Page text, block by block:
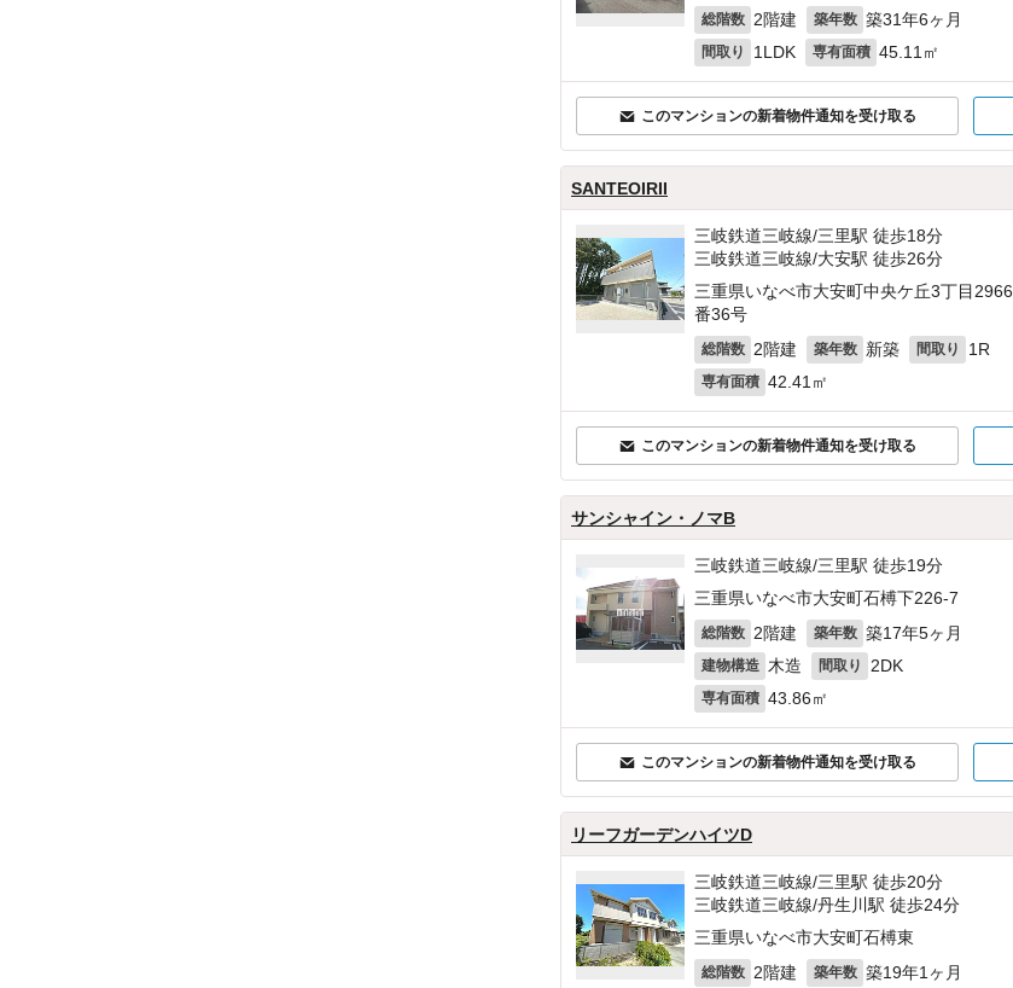
総階数 2階建 築年数 築31年6ヶ月
間取り 1LDK 専有面積 45.11㎡
このマンションの新着物件通知を受け取る
SANTEOIRII
三岐鉄道三岐線/三里駅 徒歩18分
三岐鉄道三岐線/大安駅 徒歩26分
三重県いなべ市大安町中央ケ丘3丁目2966
番36号
総階数 2階建 築年数 新築 間取り 1R
専有面積 42.41㎡
このマンションの新着物件通知を受け取る
サンシャイン・ノマB
三岐鉄道三岐線/三里駅 徒歩19分
三重県いなべ市大安町石榑下226‐7
総階数 2階建 築年数 築17年5ヶ月
建物構造 木造 間取り 2DK
専有面積 43.86㎡
このマンションの新着物件通知を受け取る
リーフガーデンハイツD
三岐鉄道三岐線/三里駅 徒歩20分
三岐鉄道三岐線/丹生川駅 徒歩24分
三重県いなべ市大安町石榑東
総階数 2階建 築年数 築19年1ヶ月